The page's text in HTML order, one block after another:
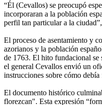
“Él (Cevallos) se preocupó
incorporaran a la población
perfil tan particular a la
El proceso de asentamiento y
azorianos y la población
de 1763. El hito fundacional se
el general Cevallos envió un
instrucciones sobre cómo
El documento histórico
florezcan". Esta expresión